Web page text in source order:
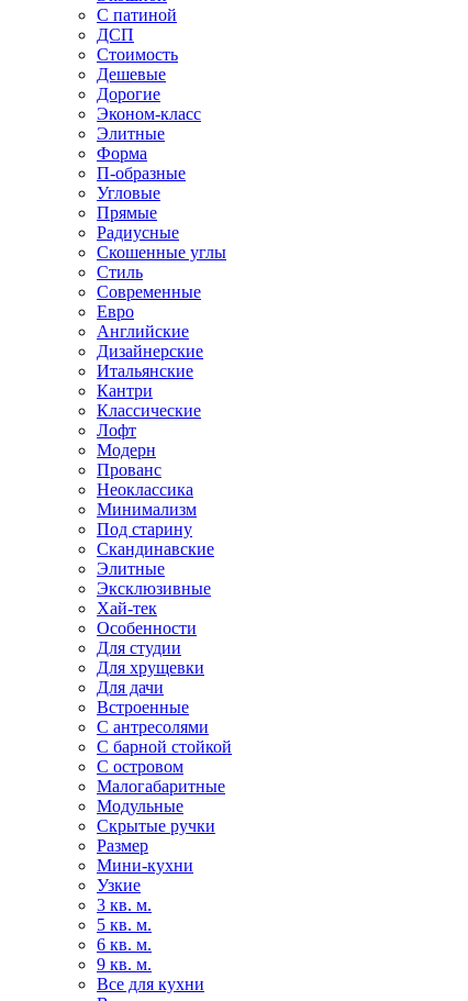
С патиной
ДСП
Стоимость
Дешевые
Дорогие
Эконом-класс
Элитные
Форма
П-образные
Угловые
Прямые
Радиусные
Скошенные углы
Стиль
Современные
Евро
Английские
Дизайнерские
Итальянские
Кантри
Классические
Лофт
Модерн
Прованс
Неоклассика
Минимализм
Под старину
Скандинавские
Элитные
Эксклюзивные
Хай-тек
Особенности
Для студии
Для хрущевки
Для дачи
Встроенные
С антресолями
С барной стойкой
С островом
Малогабаритные
Модульные
Скрытые ручки
Размер
Мини-кухни
Узкие
3 кв. м.
5 кв. м.
6 кв. м.
9 кв. м.
Все для кухни